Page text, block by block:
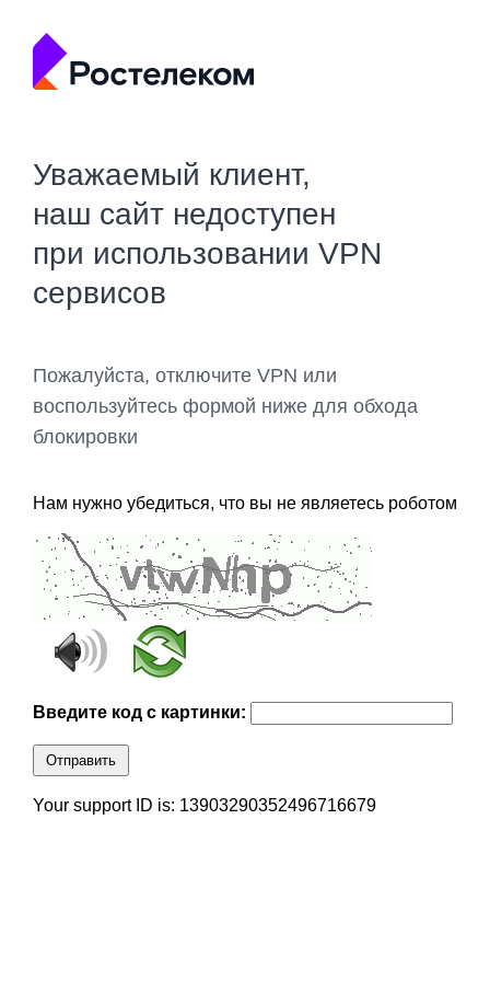
Уважаемый клиент,
наш сайт недоступен
при использовании VPN
сервисов
Пожалуйста, отключите VPN или
воспользуйтесь формой ниже для обхода
блокировки
Нам нужно убедиться, что вы не являетесь роботом
Введите код с картинки:
Отправить
Your support ID is: 13903290352496716679